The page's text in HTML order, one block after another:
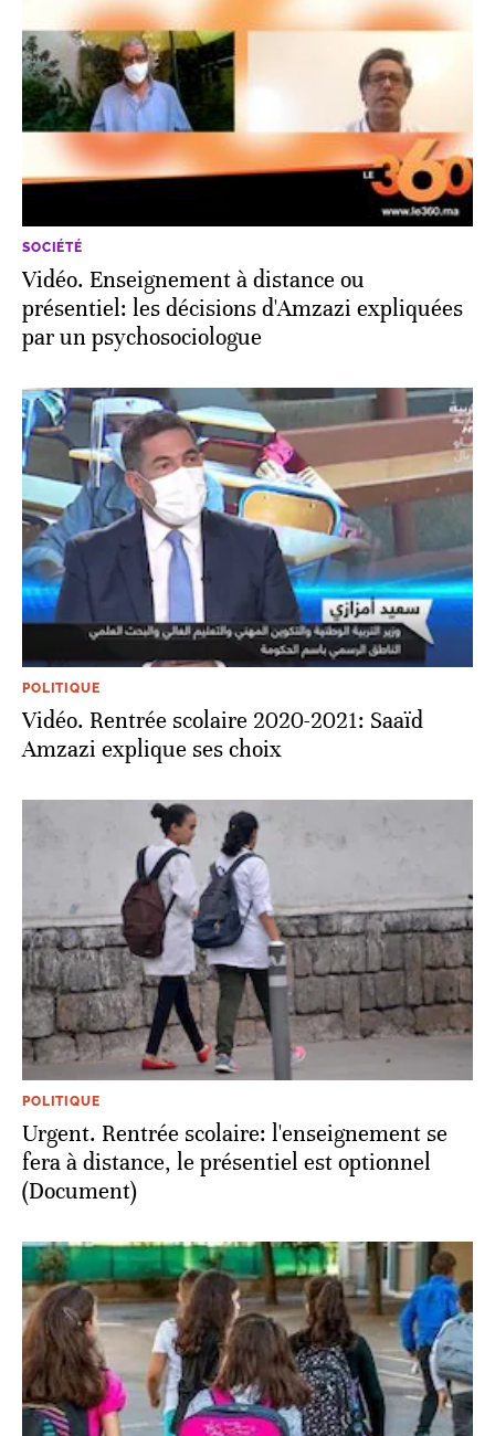
SOCIÉTÉ
Vidéo. Enseignement à distance ou
présentiel: les décisions d'Amzazi expliquées
par un psychosociologue
POLITIQUE
Vidéo. Rentrée scolaire 2020-2021: Saaïd
Amzazi explique ses choix
POLITIQUE
Urgent. Rentrée scolaire: l'enseignement se
fera à distance, le présentiel est optionnel
(Document)